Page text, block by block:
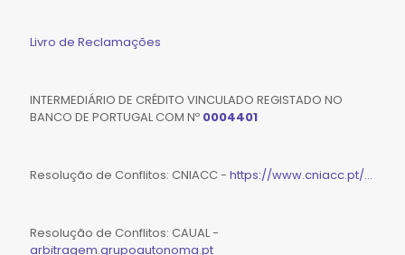
Livro de Reclamações
INTERMEDIÁRIO DE CRÉDITO VINCULADO REGISTADO NO
BANCO DE PORTUGAL COM Nº 0004401
Resolução de Conflitos: CNIACC - https://www.cniacc.pt/...
Resolução de Conflitos: CAUAL -
arbitragem.grupoautonoma.pt